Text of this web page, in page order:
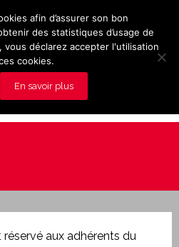
aux adhérents du
afin d’assurer son bon
des statistiques d’usage de
déclarez accepter l'utilisation
cookies.
En savoir plus